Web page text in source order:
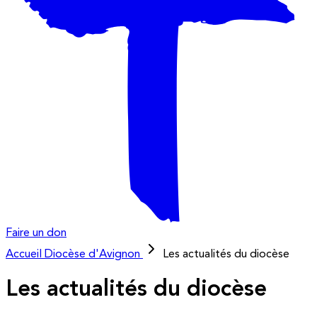
Faire un don
Accueil
Diocèse d'Avignon Les actualités du diocèse
Les actualités du diocèse